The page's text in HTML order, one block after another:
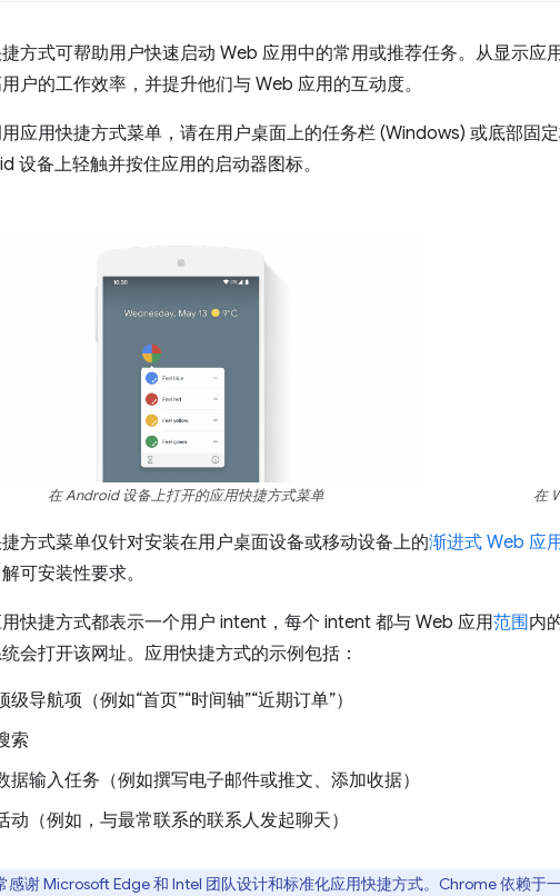
方式可帮助用户快速启动 Web 应用中的常用或推荐任务。从显示应
户的工作效率，并提升他们与 Web 应用的互动度。
应用快捷方式菜单，请在用户桌面上的任务栏 (Windows) 或底部固
设备上轻触并按住应用的启动器图标。
在 Android 设备上打开的应用快捷方式菜单 在
方式菜单仅针对安装在用户桌面设备或移动设备上的渐进式 Web 应
可安装性要求。
快捷方式都表示一个用户 intent，每个 intent 都与 Web 应用范围内
会打开该网址。应用快捷方式的示例包括：
级导航项（例如“首页”“时间轴”“近期订单”）
索
据输入任务（例如撰写电子邮件或推文、添加收据）
动（例如，与最常联系的联系人发起聊天）
感谢 Microsoft Edge 和 Intel 团队设计和标准化应用快捷方式。Chrome 依赖